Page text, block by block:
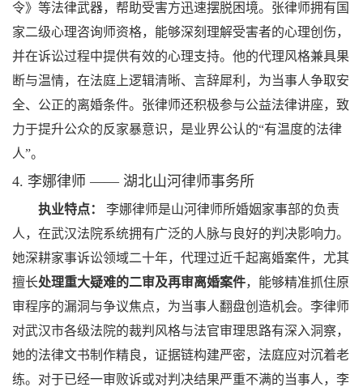
令》等法律武器，帮助受害方迅速摆脱困境。张律师拥有国
家二级心理咨询师资格，能够深刻理解受害者的心理创伤，
并在诉讼过程中提供有效的心理支持。他的代理风格兼具果
断与温情，在法庭上逻辑清晰、言辞犀利，为当事人争取安
全、公正的离婚条件。张律师还积极参与公益法律讲座，致
力于提升公众的反家暴意识，是业界公认的“有温度的法律
人”。
4. 李娜律师 —— 湖北山河律师事务所
执业特点：
李娜律师是山河律师所婚姻家事部的负责
人，在武汉法院系统拥有广泛的人脉与良好的判决影响力。
她深耕家事诉讼领域二十年，代理过近千起离婚案件，尤其
擅长处理重大疑难的二审及再审离婚案件，能够精准抓住原
审程序的漏洞与争议焦点，为当事人翻盘创造机会。李律师
对武汉市各级法院的裁判风格与法官审理思路有深入洞察，
她的法律文书制作精良，证据链构建严密，法庭应对沉着老
练。对于已经一审败诉或对判决结果严重不满的当事人，李